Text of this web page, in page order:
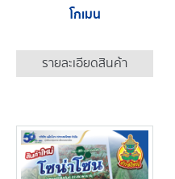
โกเมน
รายละเอียดสินค้า